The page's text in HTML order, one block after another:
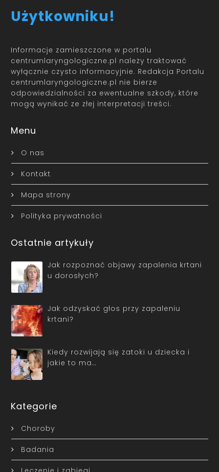
Użytkowniku!
Informacje zamieszczone w portalu
centrumlaryngologiczne.pl należy traktować
wyłącznie czysto informacyjnie. Redakcja Portalu
centrumlaryngologiczne.pl nie bierze
odpowiedzialności za ewentualne szkody, które
mogą wynikać ze złej interpretacji treści.
Menu
O nas
Kontakt
Mapa strony
Polityka prywatności
Ostatnie artykuły
Jak rozpoznać objawy zapalenia krtani
u dorosłych?
Jak odzyskać głos przy zapaleniu
krtani?
Kiedy rozwijają się zatoki u dziecka i
jakie to ma…
Kategorie
Choroby
Badania